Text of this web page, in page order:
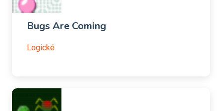
Bugs Are Coming
Logické